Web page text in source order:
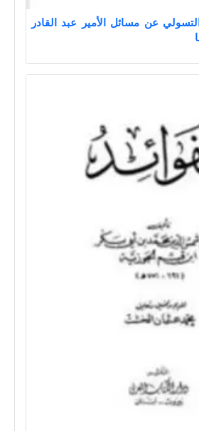
عن مسائل الأمير عبد القادر